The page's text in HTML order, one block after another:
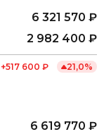
6 321 570 ₽
2 982 400 ₽
+517 600 ₽ 21,0%
6 619 770 ₽